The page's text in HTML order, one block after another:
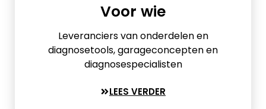
Voor wie
Leveranciers van onderdelen en
diagnosetools, garageconcepten en
diagnosespecialisten
LEES VERDER